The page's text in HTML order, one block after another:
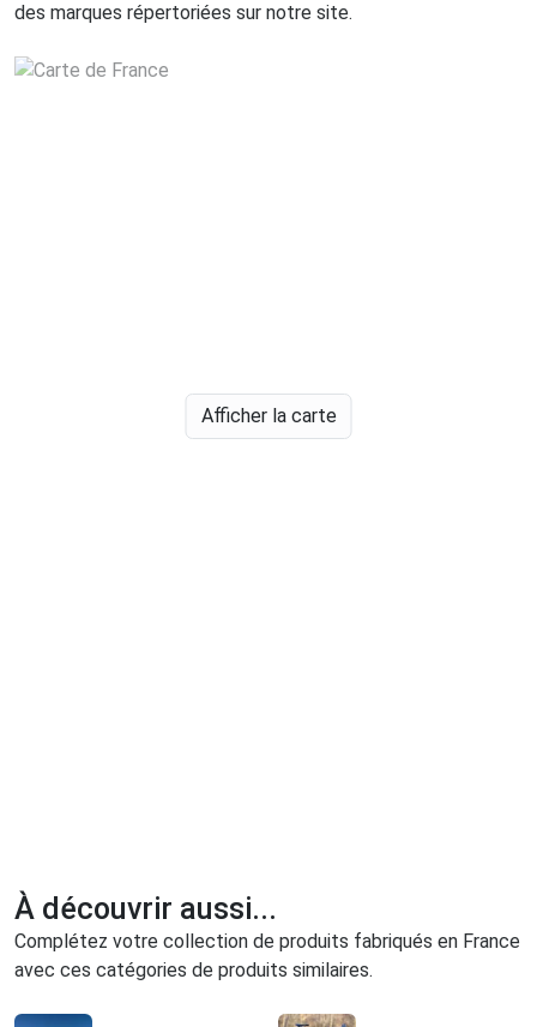
des marques répertoriées sur notre site.
Afficher la carte
À découvrir aussi...
Complétez votre collection de produits fabriqués en France
avec ces catégories de produits similaires.